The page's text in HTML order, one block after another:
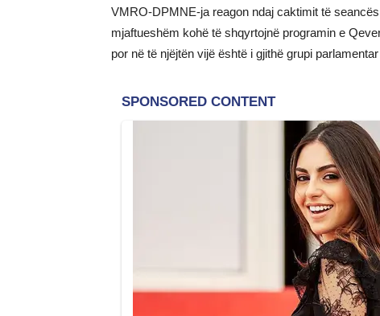
VMRO-DPMNE-ja reagon ndaj caktimit të
mjaftueshëm kohë të shqyrtojnë programin e
por në të njëjtën vijë është i gjithë grupi